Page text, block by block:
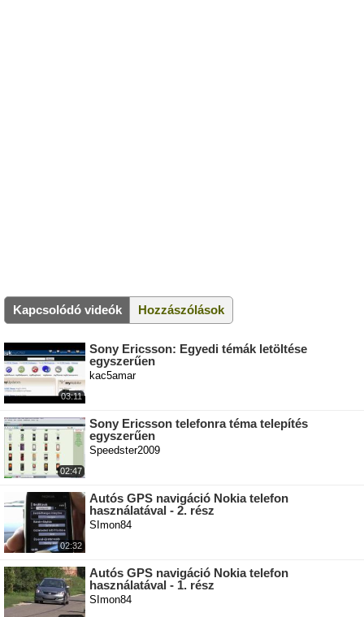
Kapcsolódó videók Hozzászólások
03:11
Sony Ericsson: Egyedi témák letöltése
egyszerűen
kac5amar
02:47
Sony Ericsson telefonra téma telepítés
egyszerűen
Speedster2009
02:32
Autós GPS navigáció Nokia telefon
használatával - 2. rész
SImon84
Autós GPS navigáció Nokia telefon
használatával - 1. rész
SImon84